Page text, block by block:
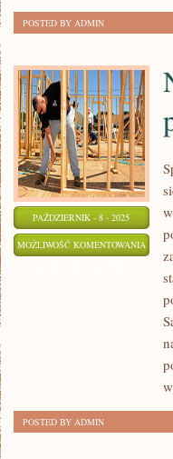
ORAZ
POSTED BY ADMIN
PAŹDZIERNIK - 8 - 2025
MOŻLIWOŚĆ KOMENTOWANIA
POSTED BY ADMIN